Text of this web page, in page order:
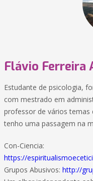
Flávio Ferreira
Estudante de psicologia,
com mestrado em
professor de vários temas
tenho uma passagem na
Con-Ciencia:
https://
Grupos Abusivos: http://